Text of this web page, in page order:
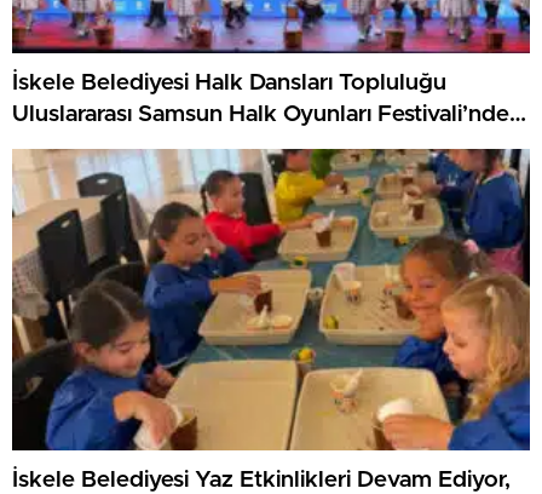
İskele Belediyesi Halk Dansları Topluluğu
Uluslararası Samsun Halk Oyunları Festivali’nde
KKTC’yi Gururla Temsil Ediyor
İskele Belediyesi Yaz Etkinlikleri Devam Ediyor,